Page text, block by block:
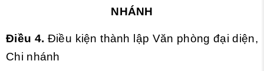
NHÁNH
Điều 4. Điều kiện thành lập Văn phòng đại diện,
Chi nhánh